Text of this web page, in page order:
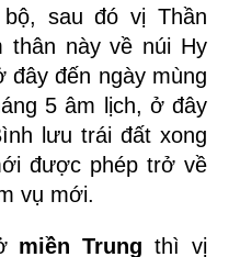
sau đó vị Thần
thân này về núi Hy
đến ngày mùng
5 âm lịch, ở đây
lưu trái đất xong
được phép trở về
vụ mới.
miền Trung thì vị